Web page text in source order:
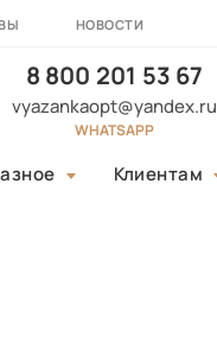
НОВОСТИ
8 800 201 53 67
vyazankaopt@yandex.ru
WHATSAPP
Клиентам